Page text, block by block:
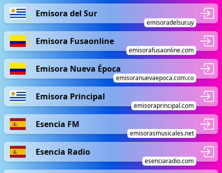
Emisora del Sur
emisoradelsur.uy
Emisora Fusaonline
emisorafusaonline.com
Emisora Nueva Época
emisoranuevaepoca.com.co
Emisora Principal
emisoraprincipal.com
Esencia FM
emisorasmusicales.net
Esencia Radio
esenciaradio.com